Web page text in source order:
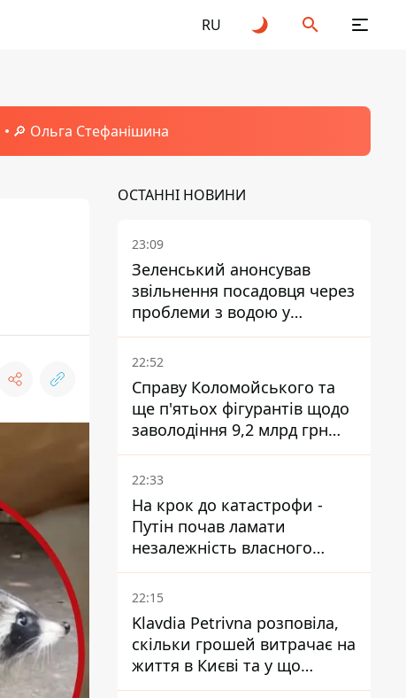
RU
🔎 Ольга Стефанішина
ОСТАННІ НОВИНИ
23:09
Зеленський анонсував
звільнення посадовця через
проблеми з водою у
Марганці
22:52
Справу Коломойського та
ще п'ятьох фігурантів щодо
заволодіння 9,2 млрд грн
ПриватБанку скерували до
суду
22:33
На крок до катастрофи -
Путін почав ламати
незалежність власного
Центробанку, змусивши
знизити базову ставку
22:15
Klavdia Petrivna розповіла,
скільки грошей витрачає на
життя в Києві та у що
вкладає мільйони